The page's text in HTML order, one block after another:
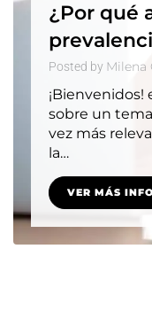
¿Por qué
Posted by Milena
¡Bienvenidos!
sobre un
vez más
la…
VER MÁS